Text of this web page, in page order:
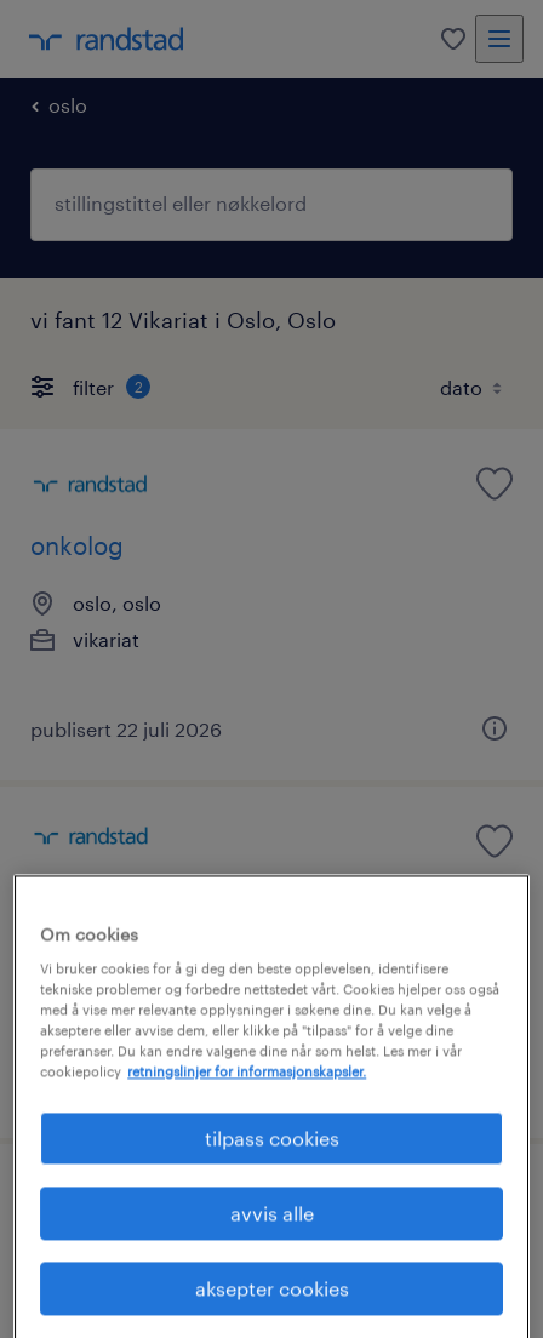
oslo
vi fant 12 Vikariat i Oslo, Oslo
filter 2
onkolog
oslo, oslo
vikariat
publisert 22 juli 2026
oslo, oslo
vikariat
publisert 11 mars 2026
hr-rådgiver
Om cookies
Vi bruker cookies for å gi deg den beste opplevelsen, identifisere
tekniske problemer og forbedre nettstedet vårt. Cookies hjelper oss også
med å vise mer relevante opplysninger i søkene dine. Du kan velge å
akseptere eller avvise dem, eller klikke på "tilpass" for å velge dine
preferanser. Du kan endre valgene dine når som helst. Les mer i vår
cookiepolicy retningslinjer for informasjonskapsler.
tilpass cookies
avvis alle
aksepter cookies